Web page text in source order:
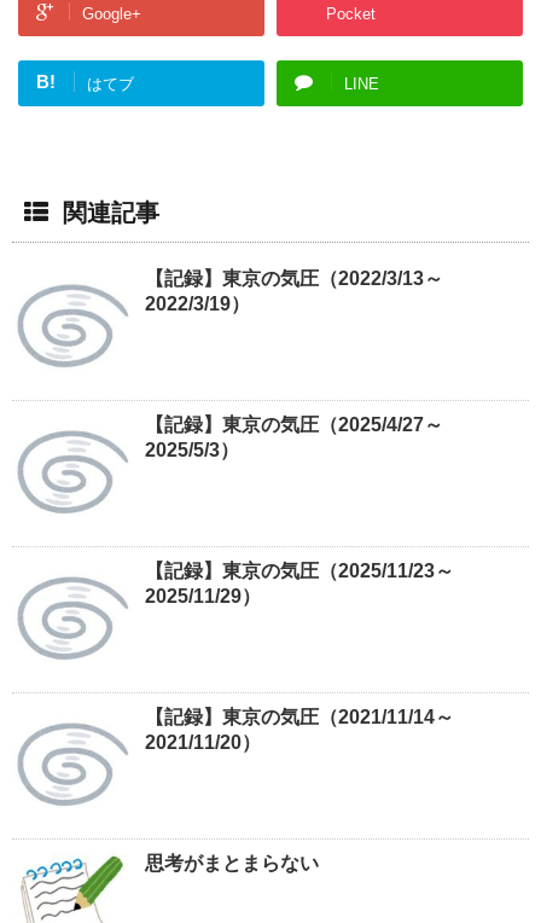
Google+ Pocket
B! はてブ LINE
関連記事
【記録】東京の気圧（2022/3/13～
2022/3/19）
【記録】東京の気圧（2025/4/27～
2025/5/3）
【記録】東京の気圧（2025/11/23～
2025/11/29）
【記録】東京の気圧（2021/11/14～
2021/11/20）
思考がまとまらない